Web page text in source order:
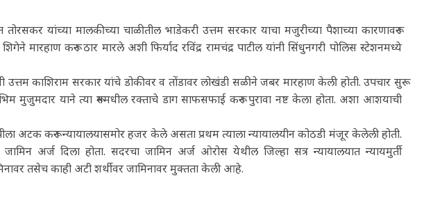
यांच्या मालकीच्या चाळीतील भाडेकरी उत्तम सरकार याचा मजुरीच्या पैशाच्या कारणावरून
मारहाण करून ठार मारले अशी फिर्याद रविंद्र रामचंद्र पाटील यांनी सिंधुनगरी पोलिस स्टेशनमध्ये
उत्तम काशिराम सरकार यांचे डोकीवर व तोंडावर लोखंडी सळीने जबर मारहाण केली होती. उपचार सुरू
मुजुमदार याने त्या रूममधील रक्ताचे डाग साफसफाई करून पुरावा नष्ट केला होता. अशा आशयाची
अटक करून न्यायालयासमोर हजर केले असता प्रथम त्याला न्यायालयीन कोठडी मंजूर केलेली होती.
जामिन अर्ज दिला होता. सदरचा जामिन अर्ज ओरोस येथील जिल्हा सत्र न्यायालयात न्यायमुर्ती
तसेच काही अटी शर्थीवर जामिनावर मुक्तता केली आहे.